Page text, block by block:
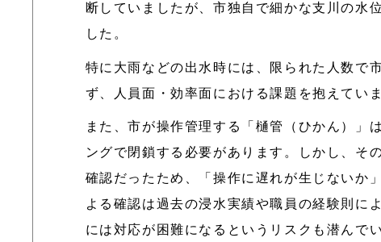
断していましたが、市独自で細かな支川の水
した。
特に大雨などの出水時には、限られた人数で
ず、人員面・効率面における課題を抱えていま
また、市が操作管理する「樋管（ひかん）」
ングで閉鎖する必要があります。しかし、そ
確認だったため、「操作に遅れが生じないか
よる確認は過去の浸水実績や職員の経験則に
には対応が困難になるというリスクも潜んで